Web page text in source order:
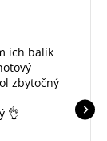
ich balík
zbytočný
👌